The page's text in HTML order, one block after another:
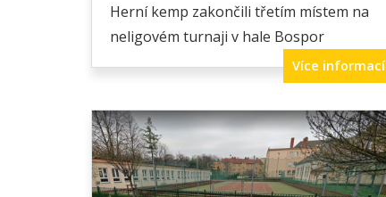
Herní kemp zakončili třetím místem na
neligovém turnaji v hale Bospor
Více informací